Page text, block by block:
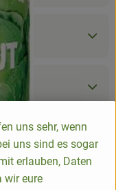
uns sehr, wenn
uns sind es sogar
erlauben, Daten
wir eure